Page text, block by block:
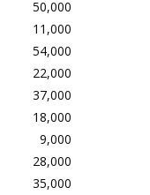
50,000
11,000
54,000
22,000
37,000
18,000
9,000
28,000
35,000